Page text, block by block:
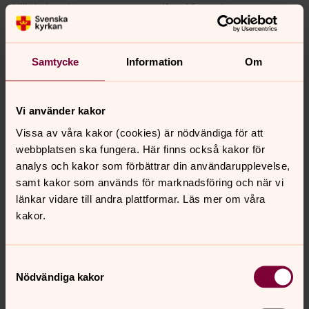
Samtycke Information Om
Vi använder kakor
Vissa av våra kakor (cookies) är nödvändiga för att
webbplatsen ska fungera. Här finns också kakor för
analys och kakor som förbättrar din användarupplevelse,
samt kakor som används för marknadsföring och när vi
länkar vidare till andra plattformar. Läs mer om våra
kakor.
Nödvändiga kakor
Vill du inte lämna personuppgifter i formuläret ovan är
du alltid välkommen att kontakta församlingen.
Anmälan
Vid frågor, välkommen att kontakta
Pernilla